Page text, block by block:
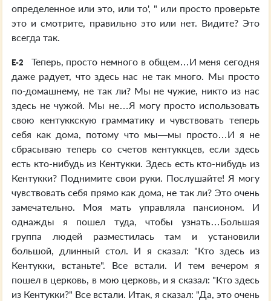
определенное или это, или то', " или просто проверьте
это и смотрите, правильно это или нет. Видите? Это
всегда так.
E-2
Теперь, просто немного в общем…И меня сегодня
даже радует, что здесь нас не так много. Мы просто
по-домашнему, не так ли? Мы не чужие, никто из нас
здесь не чужой. Мы не…Я могу просто использовать
свою кентуккскую грамматику и чувствовать теперь
себя как дома, потому что мы—мы просто…И я не
сбрасываю теперь со счетов кентуккцев, если здесь
есть кто-нибудь из Кентукки. Здесь есть кто-нибудь из
Кентукки? Поднимите свои руки. Послушайте! Я могу
чувствовать себя прямо как дома, не так ли? Это очень
замечательно. Моя мать управляла пансионом. И
однажды я пошел туда, чтобы узнать…Большая
группа людей разместилась там и установили
большой, длинный стол. И я сказал: "Кто здесь из
Кентукки, встаньте". Все встали. И тем вечером я
пошел в церковь, в мою церковь, и я сказал: "Кто здесь
из Кентукки?" Все встали. Итак, я сказал: "Да, это очень